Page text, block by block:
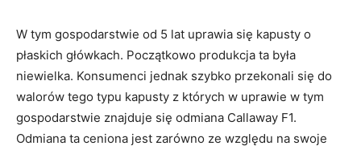
W tym gospodarstwie od 5 lat uprawia się kapusty o
płaskich główkach. Początkowo produkcja ta była
niewielka. Konsumenci jednak szybko przekonali się do
walorów tego typu kapusty z których w uprawie w tym
gospodarstwie znajduje się odmiana Callaway F1.
Odmiana ta ceniona jest zarówno ze względu na swoje